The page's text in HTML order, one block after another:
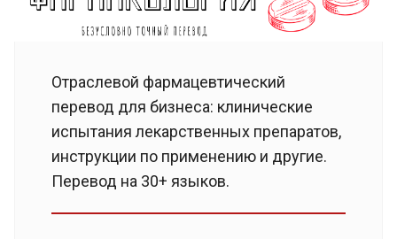
Отраслевой фармацевтический
перевод для бизнеса: клинические
испытания лекарственных препаратов,
инструкции по применению и другие.
Перевод на 30+ языков.